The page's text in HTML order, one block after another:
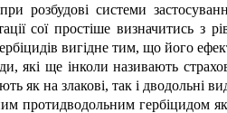
розбудові системи
сої простіше визначитись з
вигідне тим, що його
які ще інколи називають
як на злакові, так і дводольні
протидводольним гербіцидом як